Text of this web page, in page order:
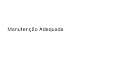
Manutenção Adequada